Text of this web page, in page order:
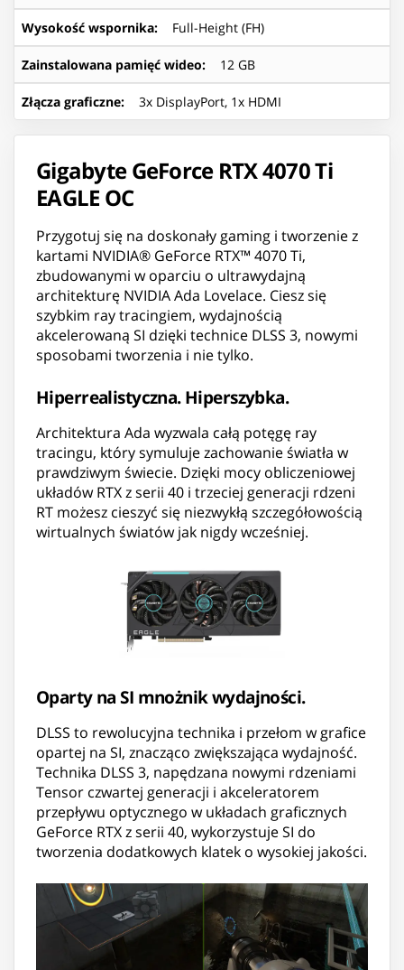
Wysokość wspornika: Full-Height (FH)
Zainstalowana pamięć wideo: 12 GB
Złącza graficzne: 3x DisplayPort, 1x HDMI
Gigabyte GeForce RTX 4070 Ti
EAGLE OC
Przygotuj się na doskonały gaming i tworzenie z
kartami NVIDIA® GeForce RTX™ 4070 Ti,
zbudowanymi w oparciu o ultrawydajną
architekturę NVIDIA Ada Lovelace. Ciesz się
szybkim ray tracingiem, wydajnością
akcelerowaną SI dzięki technice DLSS 3, nowymi
sposobami tworzenia i nie tylko.
Hiperrealistyczna. Hiperszybka.
Architektura Ada wyzwala całą potęgę ray
tracingu, który symuluje zachowanie światła w
prawdziwym świecie. Dzięki mocy obliczeniowej
układów RTX z serii 40 i trzeciej generacji rdzeni
RT możesz cieszyć się niezwykłą szczegółowością
wirtualnych światów jak nigdy wcześniej.
Oparty na SI mnożnik wydajności.
DLSS to rewolucyjna technika i przełom w grafice
opartej na SI, znacząco zwiększająca wydajność.
Technika DLSS 3, napędzana nowymi rdzeniami
Tensor czwartej generacji i akceleratorem
przepływu optycznego w układach graficznych
GeForce RTX z serii 40, wykorzystuje SI do
tworzenia dodatkowych klatek o wysokiej jakości.